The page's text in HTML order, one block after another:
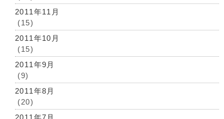
2011年11月
(15)
2011年10月
(15)
2011年9月
(9)
2011年8月
(20)
2011年7月